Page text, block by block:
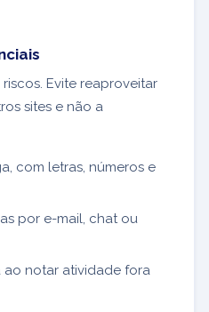
Evite reaproveitar
sites e não a
com letras, números e
por e-mail, chat ou
ao notar atividade fora